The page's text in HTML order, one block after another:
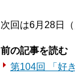
次回は6月28日
前の記事を読む
第104回 「好